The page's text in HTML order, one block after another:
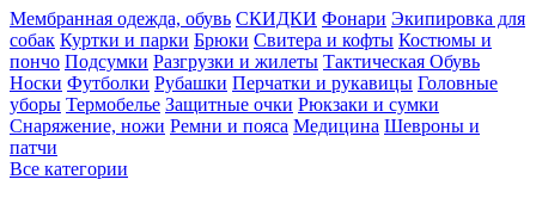
Мембранная одежда, обувь СКИДКИ Фонари Экипировка для
собак Куртки и парки Брюки Свитера и кофты Костюмы и
пончо Подсумки Разгрузки и жилеты Тактическая Обувь
Носки Футболки Рубашки Перчатки и рукавицы Головные
уборы Термобелье Защитные очки Рюкзаки и сумки
Снаряжение, ножи Ремни и пояса Медицина Шевроны и
патчи
Все категории